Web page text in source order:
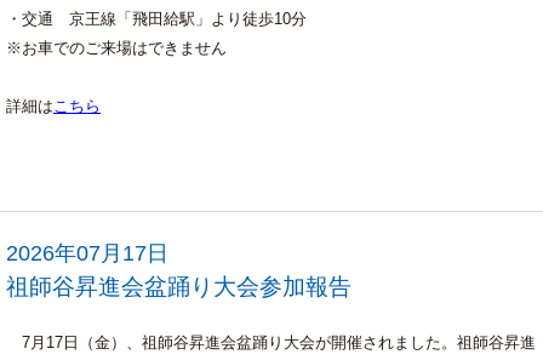
・交通 京王線「飛田給駅」より徒歩10分
※お車でのご来場はできません
詳細は こちら
2026年07月17日
祖師谷昇進会盆踊り大会参加報告
7月17日（金）、祖師谷昇進会盆踊り大会が開催されました。祖師谷昇進